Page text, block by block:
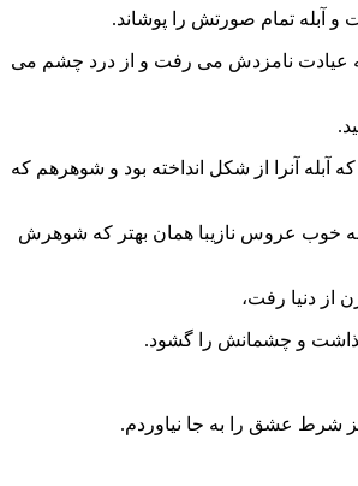
آبله تمام صورتش را پوشاند.
عیادت نامزدش می رفت و از درد چشم می
آنرا از شکل انداخته بود و شوهرهم که
خوب عروس نازیبا همان بهتر که شوهرش
و چشمانش را گشود.
شرط عشق را به جا نیاوردم.